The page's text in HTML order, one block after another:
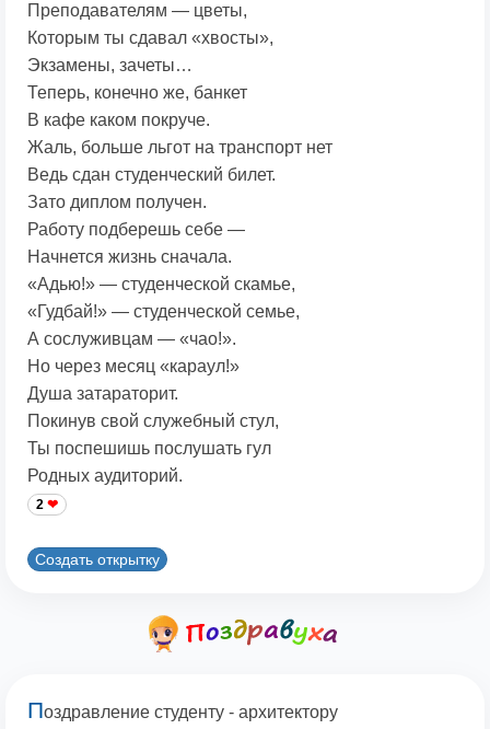
Преподавателям — цветы,
Которым ты сдавал «хвосты»,
Экзамены, зачеты…
Теперь, конечно же, банкет
В кафе каком покруче.
Жаль, больше льгот на транспорт нет
Ведь сдан студенческий билет.
Зато диплом получен.
Работу подберешь себе —
Начнется жизнь сначала.
«Адью!» — студенческой скамье,
«Гудбай!» — студенческой семье,
А сослуживцам — «чао!».
Но через месяц «караул!»
Душа затараторит.
Покинув свой служебный стул,
Ты поспешишь послушать гул
Родных аудиторий.
2
Создать открытку
Поздравление студенту - архитектору